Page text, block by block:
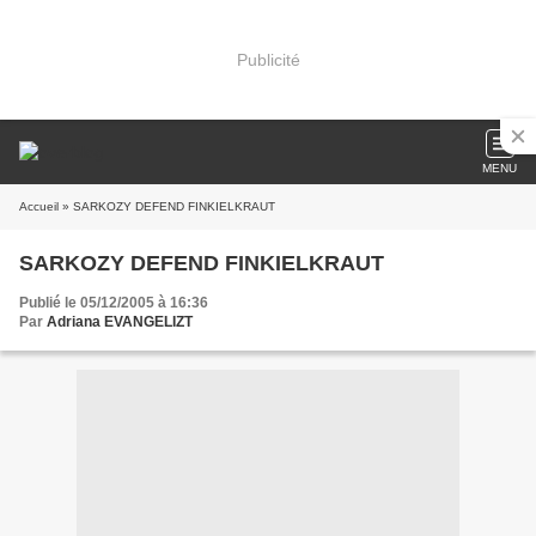
Publicité
MENU
Accueil » SARKOZY DEFEND FINKIELKRAUT
SARKOZY DEFEND FINKIELKRAUT
Publié le 05/12/2005 à 16:36
Par Adriana EVANGELIZT